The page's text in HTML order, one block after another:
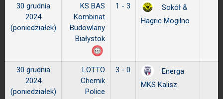
30 grudnia
2024
(poniedziałek)
KS BAS
Kombinat
Budowlany
Białystok
1 - 3
Sokół &
Hagric Mogilno
30 grudnia
2024
(poniedziałek)
LOTTO
Chemik
Police
3 - 0
Energa
MKS Kalisz